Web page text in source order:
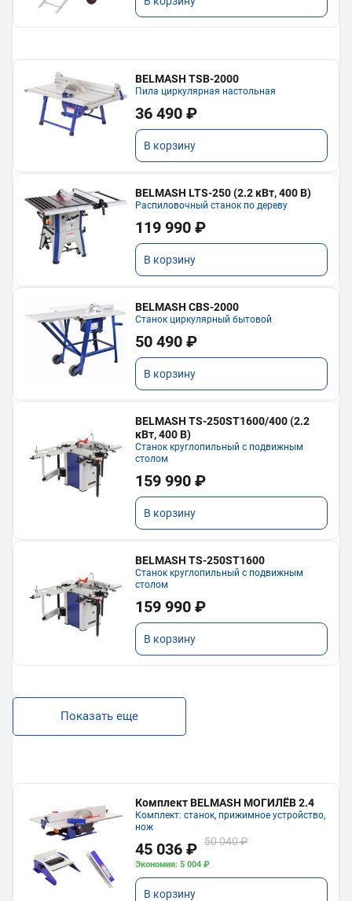
BELMASH TSB-2000
Пила циркулярная настольная
36 490 ₽
В корзину
BELMASH LTS-250 (2.2 кВт, 400 В)
Распиловочный станок по дереву
119 990 ₽
В корзину
BELMASH CBS-2000
Станок циркулярный бытовой
50 490 ₽
В корзину
BELMASH TS-250ST1600/400 (2.2
кВт, 400 В)
Станок круглопильный с подвижным
столом
159 990 ₽
В корзину
BELMASH TS-250ST1600
Станок круглопильный с подвижным
столом
159 990 ₽
В корзину
Показать еще
Комплект BELMASH МОГИЛЁВ 2.4
Комплект: станок, прижимное устройство,
нож
45 036 ₽ 50 040 ₽
Экономия: 5 004 ₽
В корзину